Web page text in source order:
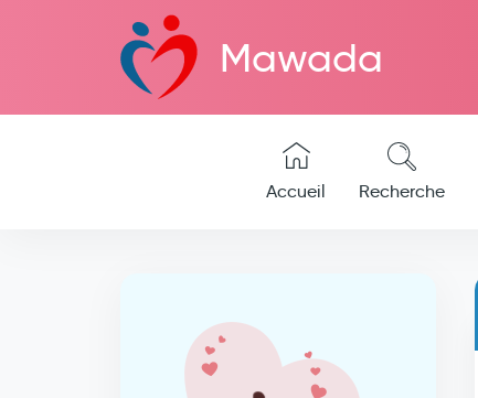
Mawada
Accueil Recherche